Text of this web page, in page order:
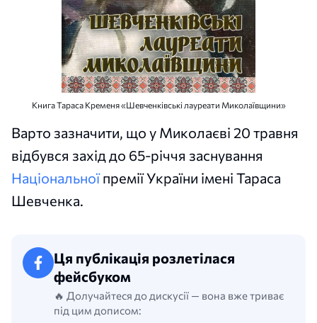
Книга Тараса Кременя «Шевченківські лауреати Миколаївщини»
Варто зазначити, що у Миколаєві 20 травня
відбувся захід до 65-річчя заснування
Національноїпремії України імені Тараса
Шевченка.
Ця публікація розлетілася
фейсбуком
🔥 Долучайтеся до дискусії — вона вже триває
під цим дописом: